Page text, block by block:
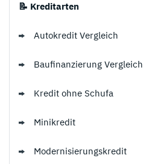
📝 Kreditarten
Autokredit Vergleich
Baufinanzierung Vergleich
Kredit ohne Schufa
Minikredit
Modernisierungskredit